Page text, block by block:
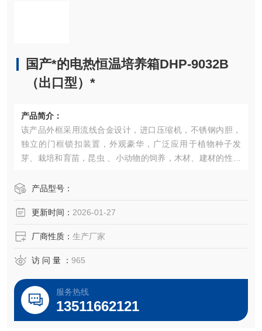
国产*的电热恒温培养箱DHP-9032B
（出口型）*
产品简介：
该产品外框采用流线合金设计，进口压缩机，不锈钢内胆，
独立的门框锁扣装置，外观豪华，广泛应用于植物种子发
芽、栽培和育苗，昆虫 、小动物的饲养，木材、建材的性能
制）。产品型号：
更新时间： 2026-01-27
厂商性质： 生产厂家
访 问 量 ： 965
服务热线
13511662121